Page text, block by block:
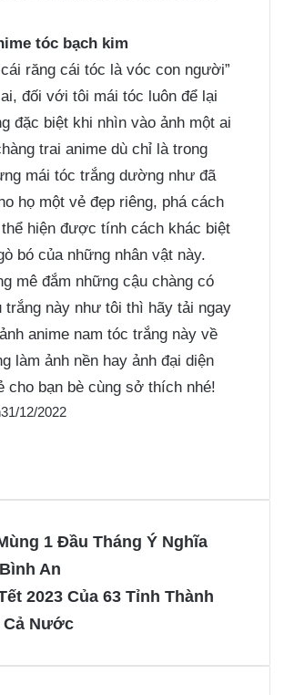
tóc bạch kim
răng cái tóc là vóc con người”
đối với tôi mái tóc luôn để lại
đặc biệt khi nhìn vào ảnh một ai
trai anime dù chỉ là trong
mái tóc trắng dường như đã
họ một vẻ đẹp riêng, phá cách
hiện được tính cách khác biệt
bó của những nhân vật này.
mê đắm những cậu chàng có
trắng này như tôi thì hãy tải ngay
anime nam tóc trắng này về
làm ảnh nền hay ảnh đại diện
cho bạn bè cùng sở thích nhé!
31/12/2022
1 Đầu Tháng Ý Nghĩa
An
2023 Của 63 Tỉnh Thành
Cả Nước